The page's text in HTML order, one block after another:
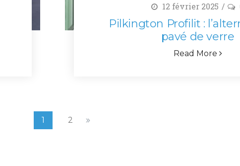
12 février 2025
Pilkington Profilit :
pavé de verre
Read More
1 2